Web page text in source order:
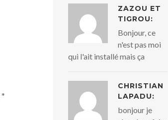
*
ZAZOU ET
TIGROU:
Bonjour, ce
n'est pas moi
qui l'ait installé mais ça
CHRISTIAN
LAPADU:
bonjour je